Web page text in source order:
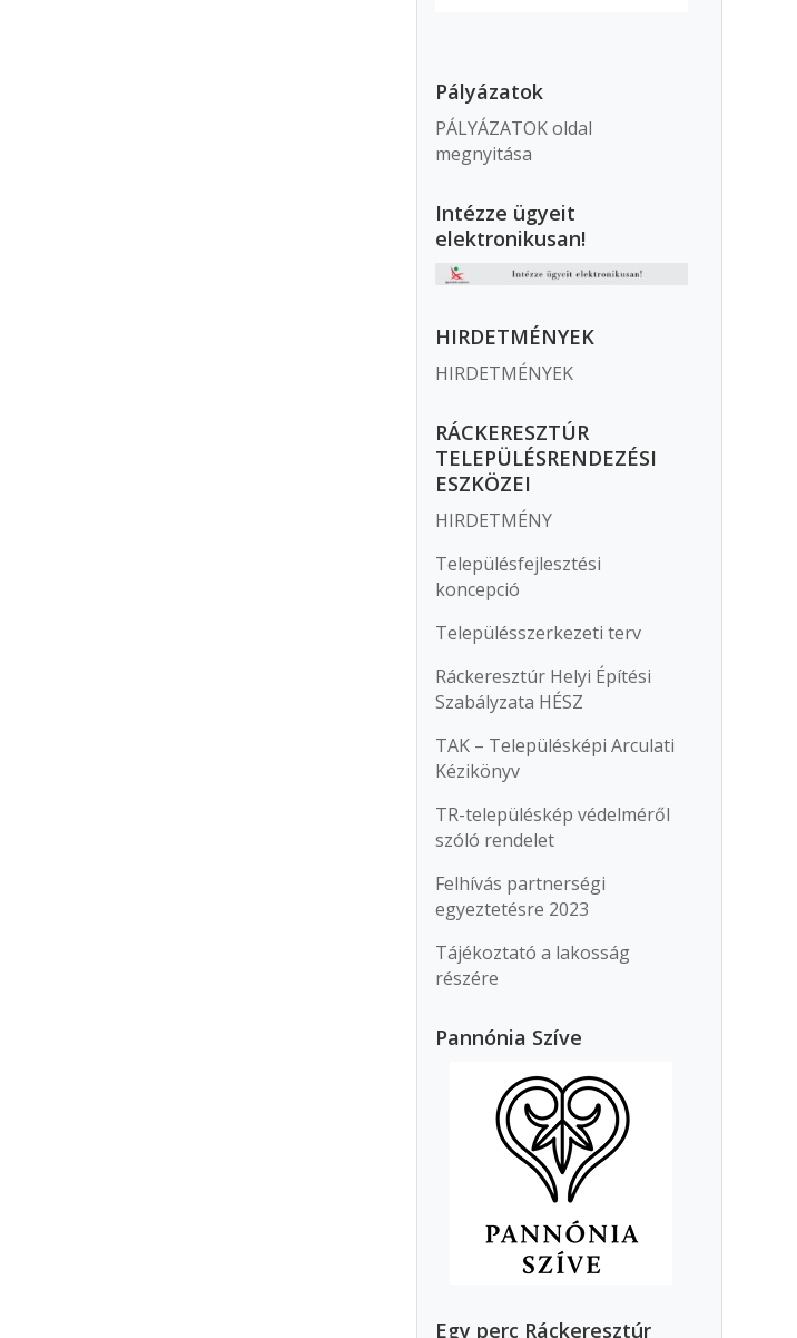
Pályázatok
PÁLYÁZATOK oldal
megnyitása
Intézze ügyeit
elektronikusan!
HIRDETMÉNYEK
HIRDETMÉNYEK
RÁCKERESZTÚR
TELEPÜLÉSRENDEZÉSI
ESZKÖZEI
HIRDETMÉNY
Településfejlesztési
koncepció
Településszerkezeti terv
Ráckeresztúr Helyi Építési
Szabályzata HÉSZ
TAK – Településképi Arculati
Kézikönyv
TR-településkép védelméről
szóló rendelet
Felhívás partnerségi
egyeztetésre 2023
Tájékoztató a lakosság
részére
Pannónia Szíve
Egy perc Ráckeresztúr